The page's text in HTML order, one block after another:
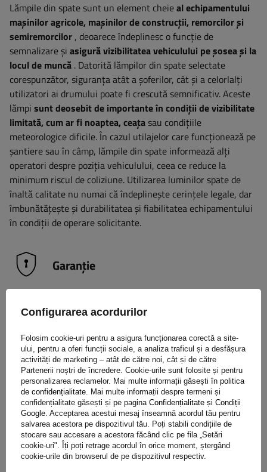
Lămpile din spate sunt un element cheieal echipamentului
mașinilor agricole, mașinilor de construcții, remorcilor și
semiremorcilor , deoarece îndeplinesc o funcție de
semnalizare și asigură vizibilitatea vehiculului pe șosea și la
locul de muncă . Datorită lămpilor din spate selectate
corespunzător, siguranța atât a șoferilor, cât și a celorlalți
utilizatori ai drumului poate fi crescută semnificativ. Aceste
lămpi sunt deosebit de importante în condiții de vizibilitate
limitată, cum ar fi noaptea, ceațasau condițiile
meteorologice dificile. În cazul utilajelor care funcționează pe
șantiere sau în câmp, lămpile din spate informează alți
operatori despre poziția vehiculului, ceea ce reduce la
minimum riscul de coliziune. Utilizarea luminilor spate de
înaltă calitate nu numai că îndeplinește cerințele legale, dar
îmbunătățește și durabilitatea și fiabilitatea echipamentului
în condiții de operare solicitante.
Garanție
Achiziționând orice produs din oferta noastră, veți primi o
garanție de 2 ani.
să vă faceți griji cu privire la consecințele unei posibile avarii.
Având grijă de satisfacția dvs., am simplificat pe cât posibil
procesul de depunere a unei posibile reclamațiitrebuie doar
să completați și să trimiteți formularul disponibil pe site-ul
nostru.
Ajutor
Configurarea acordurilor
Folosim cookie-uri pentru a asigura funcționarea corectă a site-
ului, pentru a oferi funcții sociale, a analiza traficul și a desfășura
activități de marketing – atât de către noi, cât și de către
Partenerii noștri de încredere. Cookie-urile sunt folosite și pentru
personalizarea reclamelor. Mai multe informații găsești în politica
de confidențialitate. Mai multe informații despre termeni și
confidențialitate găsești și pe pagina Confidențialitate și Condiții
Google. Acceptarea acestui mesaj înseamnă acordul tău pentru
salvarea acestora pe dispozitivul tău. Poți stabili condițiile de
stocare sau accesare a acestora făcând clic pe fila „Setări
cookie-uri". Îți poți retrage acordul în orice moment, ștergând
cookie-urile din browserul de pe dispozitivul respectiv.